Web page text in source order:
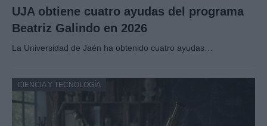
UJA obtiene cuatro ayudas del programa
Beatriz Galindo en 2026
La Universidad de Jaén ha obtenido cuatro ayudas…
CIENCIA Y TECNOLOGÍA